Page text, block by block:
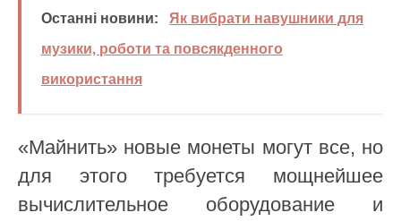
Останні новини:
Як вибрати навушники для
музики, роботи та повсякденного
використання
«Майнить» новые монеты могут все, но
для этого требуется мощнейшее
вычислительное оборудование и